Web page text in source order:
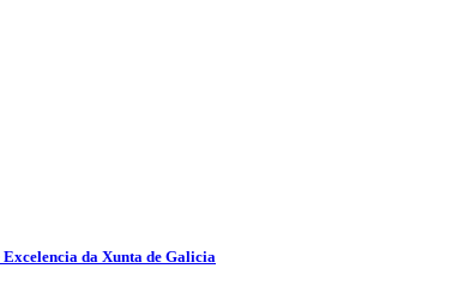
da Xunta de Galicia